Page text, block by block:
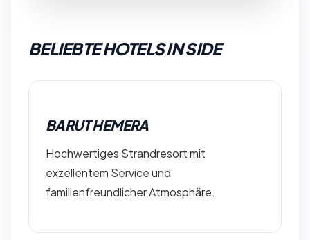
BELIEBTE HOTELS IN SIDE
BARUT HEMERA
Hochwertiges Strandresort mit
exzellentem Service und
familienfreundlicher Atmosphäre.